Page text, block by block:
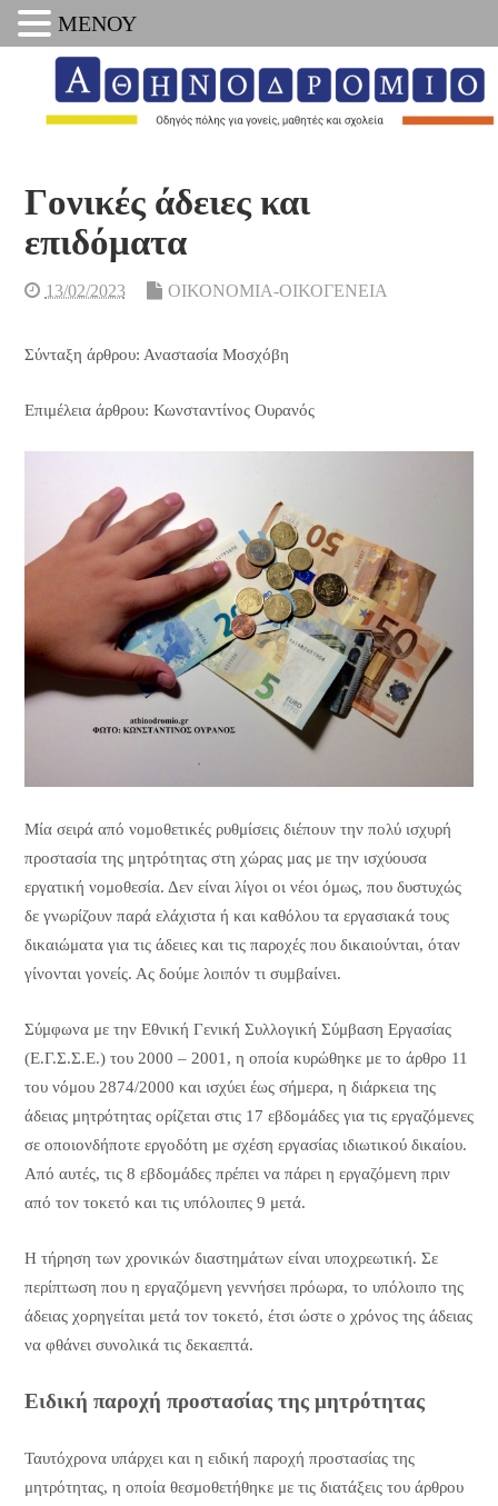
Γονικές άδειες και
επιδόματα
13/02/2023 ΟΙΚΟΝΟΜΙΑ-ΟΙΚΟΓΕΝΕΙΑ
Σύνταξη άρθρου: Αναστασία Μοσχόβη
Επιμέλεια άρθρου: Κωνσταντίνος Ουρανός
Mία σειρά από νομοθετικές ρυθμίσεις διέπουν την πολύ ισχυρή
προστασία της μητρότητας στη χώρας μας με την ισχύουσα
εργατική νομοθεσία. Δεν είναι λίγοι οι νέοι όμως, που δυστυχώς
δε γνωρίζουν παρά ελάχιστα ή και καθόλου τα εργασιακά τους
δικαιώματα για τις άδειες και τις παροχές που δικαιούνται, όταν
γίνονται γονείς. Ας δούμε λοιπόν τι συμβαίνει.
Σύμφωνα με την Εθνική Γενική Συλλογική Σύμβαση Εργασίας
(Ε.Γ.Σ.Σ.Ε.) του 2000 – 2001, η οποία κυρώθηκε με το άρθρο 11
του νόμου 2874/2000 και ισχύει έως σήμερα, η διάρκεια της
άδειας μητρότητας ορίζεται στις 17 εβδομάδες για τις εργαζόμενες
σε οποιονδήποτε εργοδότη με σχέση εργασίας ιδιωτικού δικαίου.
Από αυτές, τις 8 εβδομάδες πρέπει να πάρει η εργαζόμενη πριν
από τον τοκετό και τις υπόλοιπες 9 μετά.
Η τήρηση των χρονικών διαστημάτων είναι υποχρεωτική. Σε
περίπτωση που η εργαζόμενη γεννήσει πρόωρα, το υπόλοιπο της
άδειας χορηγείται μετά τον τοκετό, έτσι ώστε ο χρόνος της άδειας
να φθάνει συνολικά τις δεκαεπτά.
Ειδική παροχή προστασίας της μητρότητας
Ταυτόχρονα υπάρχει και η ειδική παροχή προστασίας της
μητρότητας, η οποία θεσμοθετήθηκε με τις διατάξεις του άρθρου
ΜΕΝΟΥ